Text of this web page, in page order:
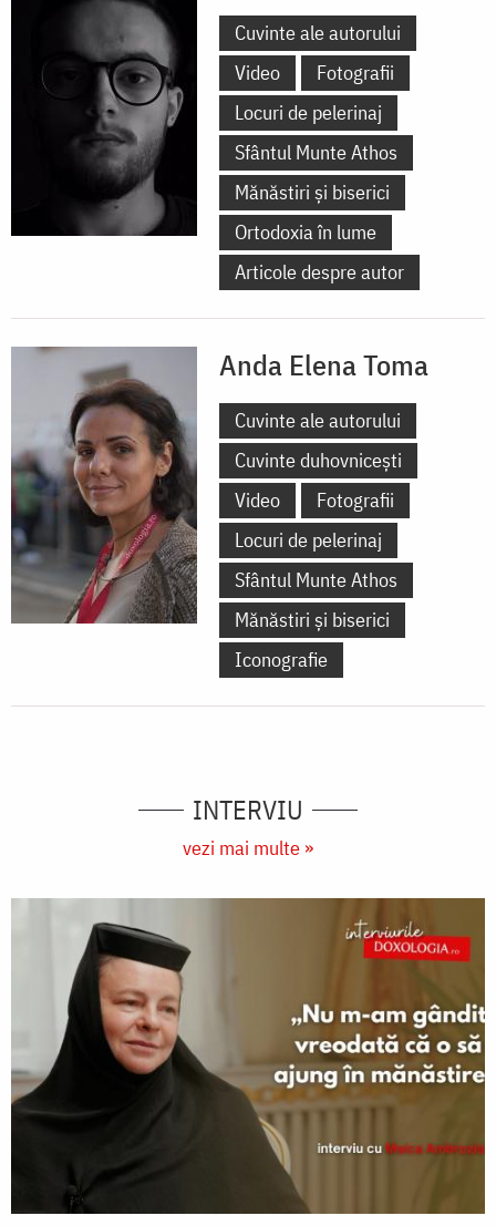
Cuvinte ale autorului
Video
Fotografii
Locuri de pelerinaj
Sfântul Munte Athos
Mănăstiri și biserici
Ortodoxia în lume
Articole despre autor
Anda Elena Toma
Cuvinte ale autorului
Cuvinte duhovnicești
Video
Fotografii
Locuri de pelerinaj
Sfântul Munte Athos
Mănăstiri și biserici
Iconografie
INTERVIU
vezi mai multe »